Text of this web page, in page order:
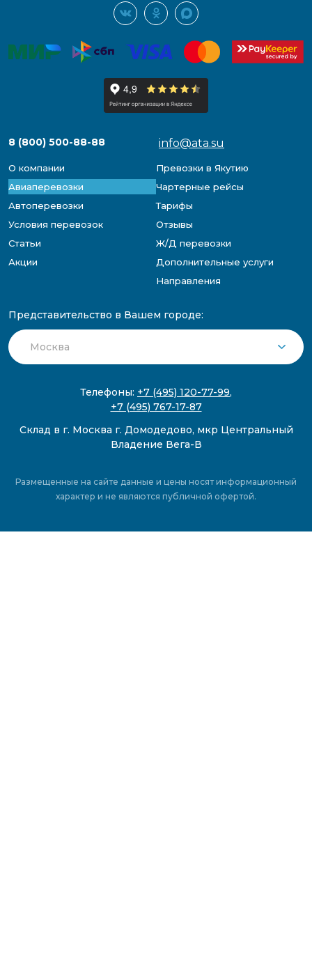
8 (800) 500-88-88 info@ata.su
О компании
Превозки в Якутию
Авиаперевозки
Чартерные рейсы
Автоперевозки
Тарифы
Условия перевозок
Отзывы
Статьи
Ж/Д перевозки
Акции
Дополнительные услуги
Направления
Представительство в Вашем городе:
Телефоны: +7 (495) 120-77-99,
+7 (495) 767-17-87
Склад в г. Москва г. Домодедово, мкр Центральный
Владение Вега-В
Размещенные на сайте данные и цены носят информационный
характер и не являются публичной офертой.